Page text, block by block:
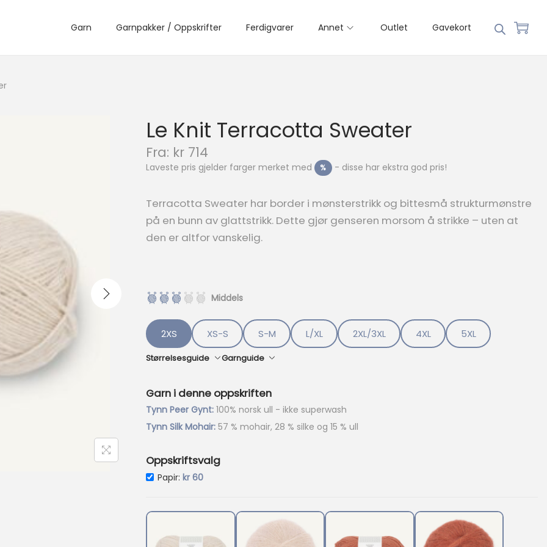
Garn Garnpakker / Oppskrifter Ferdigvarer Annet Outlet Gavekort
Le Knit Terracotta Sweater
Fra: kr 714
å
r
e
n
d
s
e
r
:
k
7
1
4
.
Laveste pris gjelder farger merket med % - disse har ekstra god pris!
Terracotta Sweater har border i mønsterstrikk og bittesmå strukturmønstre
på en bunn av glattstrikk. Dette gjør genseren morsom å strikke – uten at
den er altfor vanskelig.
Middels
2XS XS-S S-M L/XL 2XL/3XL 4XL 5XL
Størrelsesguide Garnguide
Garn i denne oppskriften
Tynn Peer Gynt: 100% norsk ull - ikke superwash
Tynn Silk Mohair: 57 % mohair, 28 % silke og 15 % ull
Oppskriftsvalg
Papir: kr60